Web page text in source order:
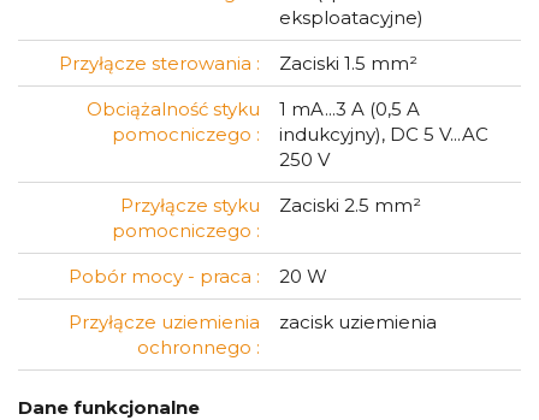
eksploatacyjne)
Przyłącze sterowania :
Zaciski 1.5 mm²
Obciążalność styku
pomocniczego :
1 mA...3 A (0,5 A
indukcyjny), DC 5 V...AC
250 V
Przyłącze styku
pomocniczego :
Zaciski 2.5 mm²
Pobór mocy - praca :
20 W
Przyłącze uziemienia
ochronnego :
zacisk uziemienia
Dane funkcjonalne